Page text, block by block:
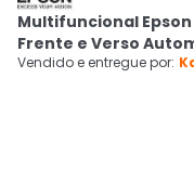
Cupons
Multifuncional
Frente e Verso
Vendido e entregue por: